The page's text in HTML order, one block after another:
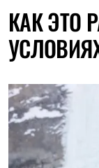
КАК ЭТО